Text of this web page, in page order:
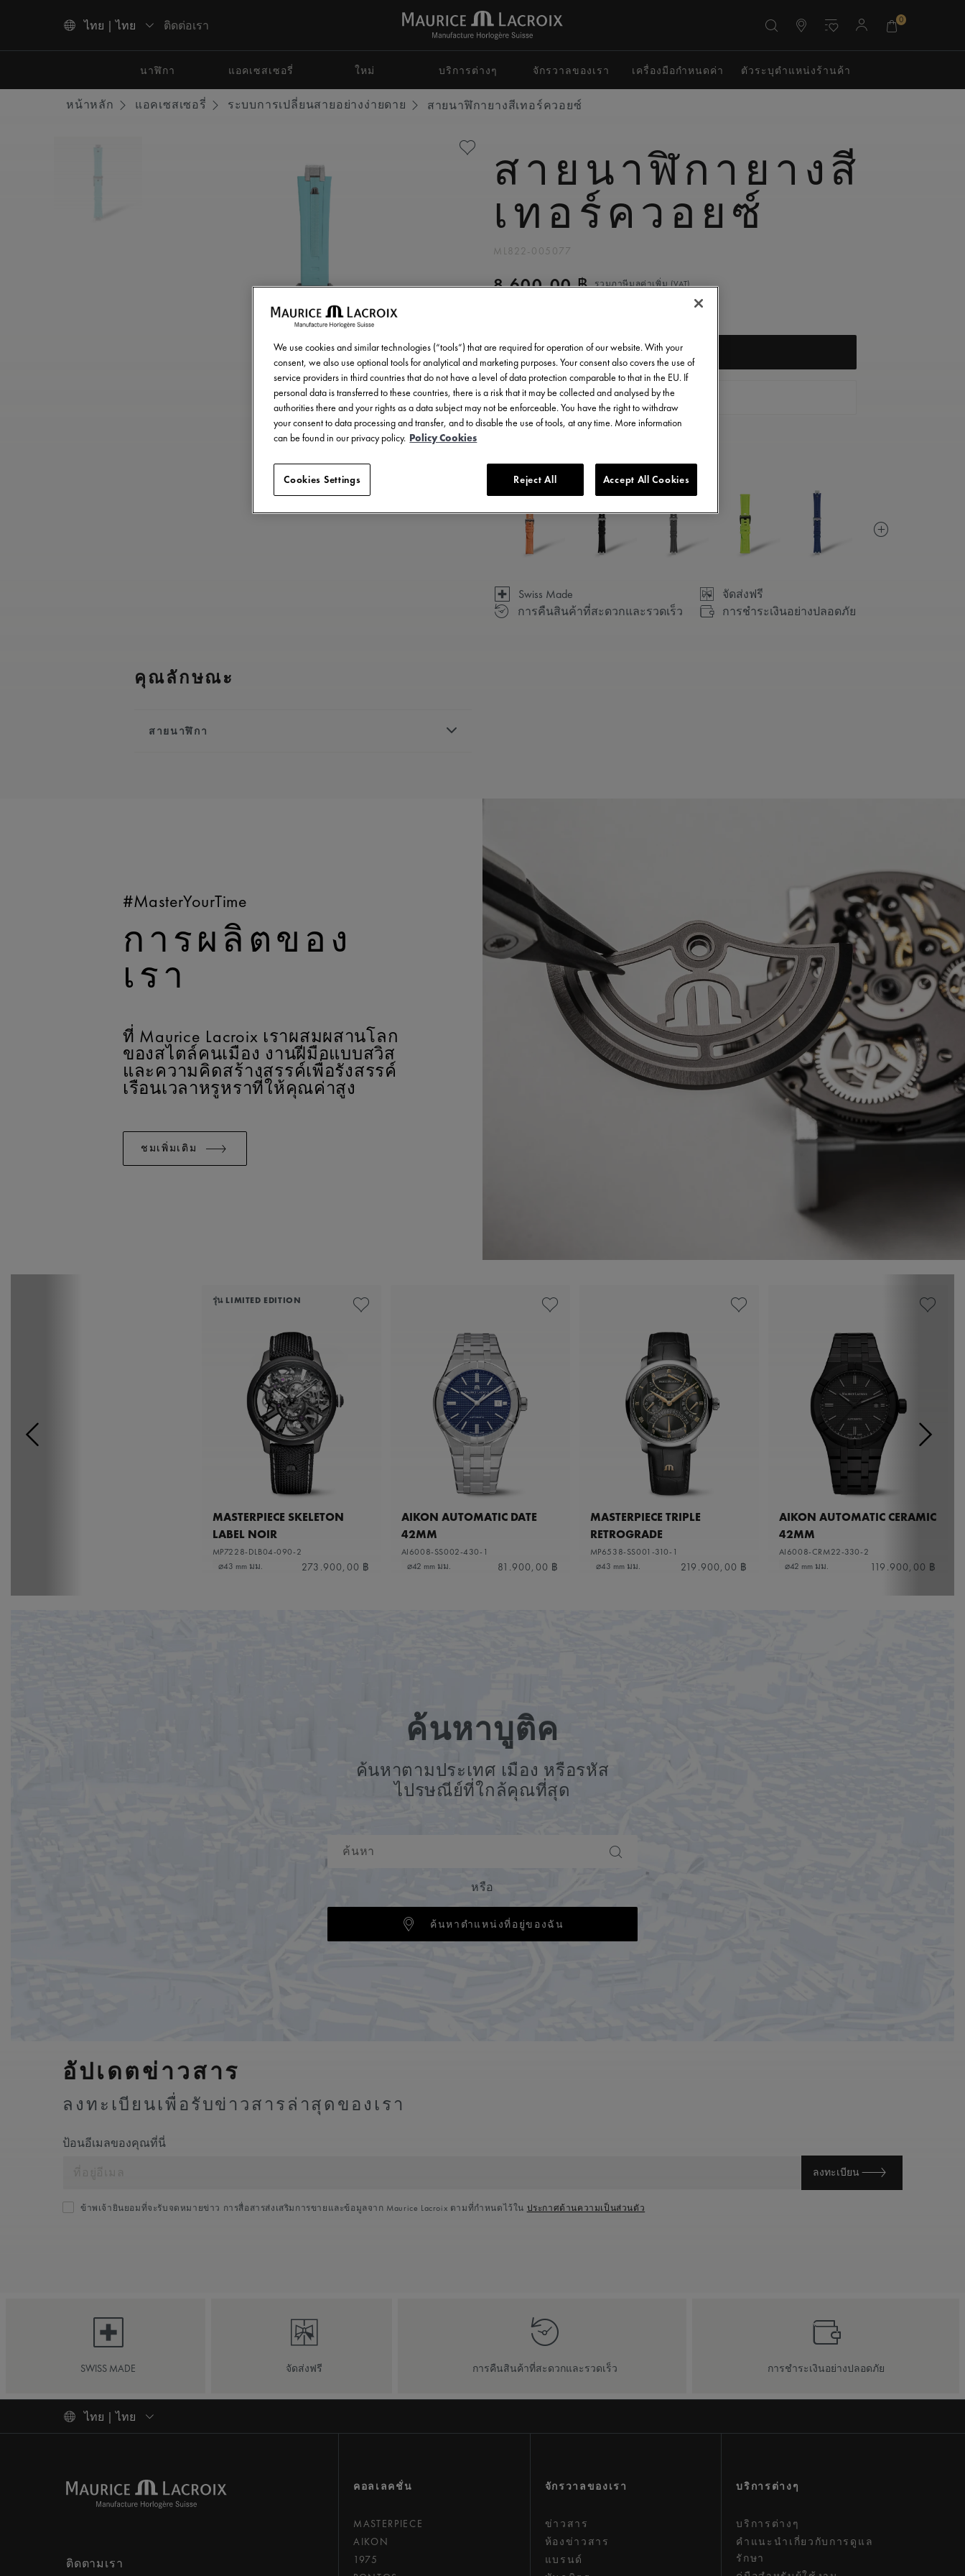
ไทย | ไทย ติดต่อเรา 0
นาฬิกา
แอคเซสเซอรี่ ใหม่ บริการต่างๆ จักรวาลของเรา เครื่องมือกำหนดค่า ตัวระบุตําแหน่งร้านค้า
หน้าหลัก แอคเซสเซอรี่ ระบบการเปลี่ยนสายอย่างง่ายดาย สายนาฬิกายางสีเทอร์ควอยซ์
สายนาฬิกายางสี
เทอร์ควอยซ์
ML822-005077
8.600,00 ฿ รวมภาษีมูลค่าเพิ่ม (VAT)
NOTIFY ME
ติดต่อเรา
มีให้เลือก 23 รูปแบบ
Swiss Made
จัดส่งฟรี
การคืนสินค้าที่สะดวกและรวดเร็ว
การชำระเงินอย่างปลอดภัย
คุณลักษณะ
สายนาฬิกา
#MasterYourTime
การผลิตของ
เรา
ที่ Maurice Lacroix เราผสมผสานโลก
ของสไตล์คนเมือง งานฝีมือแบบสวิส
และความคิดสร้างสรรค์เพื่อรังสรรค์
เรือนเวลาหรูหราที่ให้คุณค่าสูง
ชมเพิ่มเติม
รุ่น LIMITED EDITION
MASTERPIECE SKELETON
LABEL NOIR
MP7228-DLB04-090-2
⌀43 mm มม.
273.900,00 ฿
AIKON AUTOMATIC DATE
42MM
AI6008-SS002-430-1
⌀42 mm มม.
81.900,00 ฿
MASTERPIECE TRIPLE
RETROGRADE
MP6538-SS001-310-1
⌀43 mm มม.
219.900,00 ฿
AIKON AUTOMATIC CERAMIC
42MM
AI6008-CRM22-330-2
⌀42 mm มม.
119.900,00 ฿
ค้นหาบูติค
ค้นหาตามประเทศ เมือง หรือรหัส
ไปรษณีย์ที่ใกล้คุณที่สุด
หรือ
ค้นหาตำแหน่งที่อยู่ของฉัน
อัปเดตข่าวสาร
ลงทะเบียนเพื่อรับข่าวสารล่าสุดของเรา
ป้อนอีเมลของคุณที่นี่
ลงทะเบียน
ข้าพเจ้ายินยอมที่จะรับจดหมายข่าว การสื่อสารส่งเสริมการขายและข้อมูลจาก Maurice Lacroix ตามที่กำหนดไว้ใน ประกาศด้านความเป็นส่วนตัว
SWISS MADE จัดส่งฟรี การคืนสินค้าที่สะดวกและรวดเร็ว การชำระเงินอย่างปลอดภัย
ไทย | ไทย
ติดตามเรา
คอลเลคชั่น
MASTERPIECE
AIKON
1975
จักรวาลของเรา
ข่าวสาร
ห้องข่าวสาร
แบรนด์
บริการต่างๆ
บริการต่างๆ
คําแนะนําเกี่ยวกับการดูแล
รักษา
We use cookies and similar technologies (“tools”) that are required for operation of our website. With your
consent, we also use optional tools for analytical and marketing purposes. Your consent also covers the use of
service providers in third countries that do not have a level of data protection comparable to that in the EU. If
personal data is transferred to these countries, there is a risk that it may be collected and analysed by the
authorities there and your rights as a data subject may not be enforceable. You have the right to withdraw
your consent to data processing and transfer, and to disable the use of tools, at any time. More information
can be found in our privacy policy. Policy Cookies
Reject All Accept All Cookies
Cookies Settings